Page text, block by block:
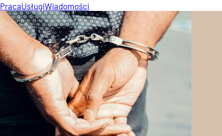
PracaUsługiWiadomości